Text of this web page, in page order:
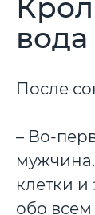
вода
После
– Во-
клетки
обо